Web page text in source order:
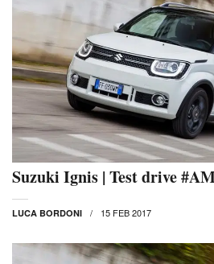
Suzuki Ignis | Test drive
LUCA BORDONI 15 FEB 2017